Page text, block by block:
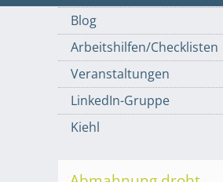
Blog
Arbeitshilfen/Checklisten
Veranstaltungen
LinkedIn-Gruppe
Kiehl